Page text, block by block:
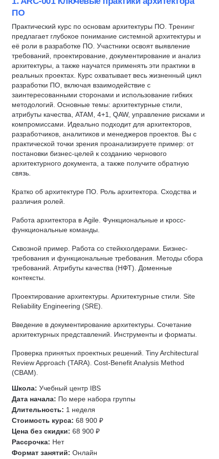
Робототехника
Вайб-кодинг
Нейронные сети
Swift
Kotlin
Разработка под Android
Разработка под iOS
Тестирование на проникновение
Тестирование мобильных приложений
Тестирование API
Тестирование UI
Ручное тестирование
Автоматизация тестирования
Зерокодинг
Tilda
SQL
Git
Kubernetes
Linux
Bash
Администрирование Linux
Архитектура ПО
Unreal Engine
Unity
Node.js
Django
REST API
Технический директор
Алгоритмы и структуры данных
Верстка сайта
Сетевые технологии
Git
QA
Go (Golang)
Автоматизация тестирования
SQL
Linux
DevOps
Bash
Язык R
Защита от мошенничества
Подготовка к собеседованию
Fullstack-разработка
Eltex
PHP
Разработка игр
Unity
HTML/CSS
JavaScript
Fullstack-разработка
C#
C/C++
Веб-разработка
QA
Kotlin
Swift
Разработка мобильных приложений
Разработка
Инженер по ручному тестированию
Инженер по автоматизации тестирования
1С разработка
Django
SQL
DevOps
Системное администрирование
Ручное тестирование
Разработка игр
Unity
Node.js
Кибербезопасность
ПО
Практический курс по основам архитектуры ПО. Тренинг
предлагает глубокое понимание системной архитектуры и
её роли в разработке ПО. Участники освоят выявление
требований, проектирование, документирование и анализ
архитектуры, а также научатся применять эти практики в
реальных проектах. Курс охватывает весь жизненный цикл
разработки ПО, включая взаимодействие с
заинтересованными сторонами и использование гибких
методологий. Основные темы: архитектурные стили,
атрибуты качества, ATAM, 4+1, QAW, управление рисками и
компромиссами. Идеально подходит для архитекторов,
разработчиков, аналитиков и менеджеров проектов. Вы с
практической точки зрения проанализируете пример: от
постановки бизнес-целей к созданию чернового
архитектурного документа, а также получите обратную
связь.
Кратко об архитектуре ПО. Роль архитектора. Сходства и
различия ролей.
Работа архитектора в Agile. Функциональные и кросс-
функциональные команды.
Сквозной пример. Работа со стейкхолдерами. Бизнес-
требования и функциональные требования. Методы сбора
требований. Атрибуты качества (НФТ). Доменные
контексты.
Проектирование архитектуры. Архитектурные стили. Site
Reliability Engineering (SRE).
Введение в документирование архитектуры. Сочетание
архитектурных представлений. Инструменты и форматы.
Проверка принятых проектных решений. Tiny Architectural
Review Approach (TARA). Cost-Benefit Analysis Method
(CBAM).
Школа: Учебный центр IBS
Дата начала: По мере набора группы
Длительность: 1 неделя
Стоимость курса: 68 900 ₽
Цена без скидки: 68 900 ₽
Рассрочка: Нет
Формат занятий: Онлайн